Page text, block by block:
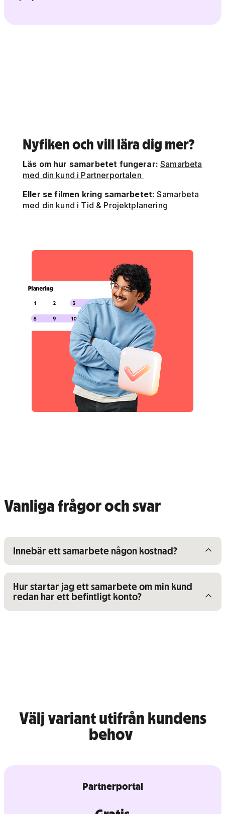
Nyfiken och vill lära dig mer?
Läs om hur samarbetet fungerar:Samarbeta
med din kund i Partnerportalen
Eller se filmen kring samarbetet:Samarbeta
med din kund i Tid & Projektplanering
Vanliga frågor och svar
Visa/dölj innehåll för
Innebär ett samarbete någon kostnad?
Visa/dölj innehåll för
Hur startar jag ett samarbete om min kund
redan har ett befintligt konto?
Välj variant utifrån kundens
behov
Partnerportal